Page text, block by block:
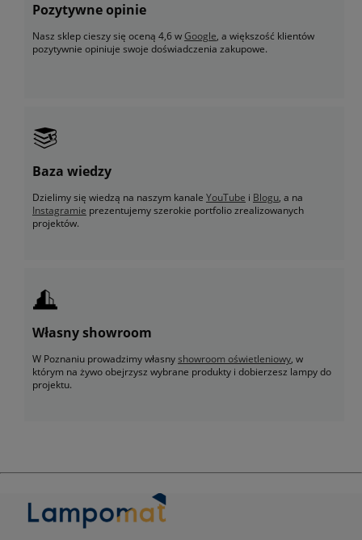
Pozytywne opinie
Nasz sklep cieszy się oceną 4,6 wGoogle, a większość klientów
pozytywnie opiniuje swoje doświadczenia zakupowe.
Baza wiedzy
Dzielimy się wiedzą na naszym kanale YouTube i Blogu, a na
Instagramie prezentujemy szerokie portfolio zrealizowanych
projektów.
Własny showroom
W Poznaniu prowadzimy własnyshowroom oświetleniowy, w
którym na żywo obejrzysz wybrane produkty i dobierzesz lampy do
projektu.